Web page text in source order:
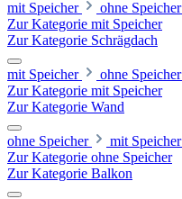
mit Speicher ohne Speicher
Zur Kategorie mit Speicher
Zur Kategorie Schrägdach
mit Speicher ohne Speicher
Zur Kategorie mit Speicher
Zur Kategorie Wand
ohne Speicher mit Speicher
Zur Kategorie ohne Speicher
Zur Kategorie Balkon